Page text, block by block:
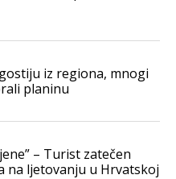
iz regiona, mnogi
planinu
– Turist zatečen
na ljetovanju u Hrvatskoj